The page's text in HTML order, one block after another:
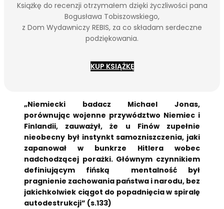
Książkę do recenzji otrzymałem dzięki życzliwości pana
Bogusława Tobiszowskiego,
z Dom Wydawniczy REBIS, za co składam serdeczne
podziękowania.
KUP KSIĄŻKĘ
„Niemiecki badacz Michael Jonas,
porównując wojenne przywództwo Niemiec i
Finlandii, zauważył, że u Finów zupełnie
nieobecny był instynkt samozniszczenia, jaki
zapanował w bunkrze Hitlera wobec
nadchodzącej porażki. Głównym czynnikiem
definiującym fińską mentalność był
pragnienie zachowania państwa i narodu, bez
jakichkolwiek ciągot do popadnięcia w spiralę
autodestrukcji” (s.133)